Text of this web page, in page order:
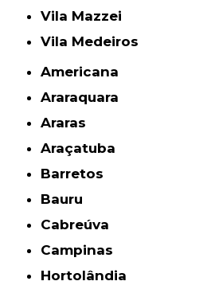
Vila Mazzei
Vila Medeiros
Americana
Araraquara
Araras
Araçatuba
Barretos
Bauru
Cabreúva
Campinas
Hortolândia